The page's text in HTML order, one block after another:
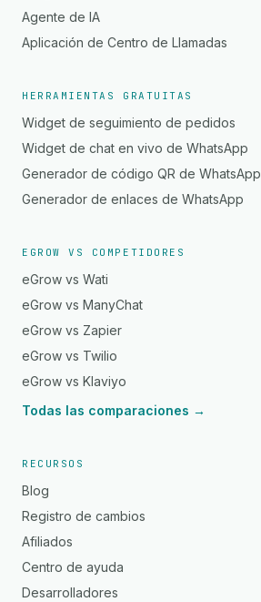
Agente de IA
Aplicación de Centro de Llamadas
HERRAMIENTAS GRATUITAS
Widget de seguimiento de pedidos
Widget de chat en vivo de WhatsApp
Generador de código QR de WhatsApp
Generador de enlaces de WhatsApp
EGROW VS COMPETIDORES
eGrow vs Wati
eGrow vs ManyChat
eGrow vs Zapier
eGrow vs Twilio
eGrow vs Klaviyo
Todas las comparaciones →
RECURSOS
Blog
Registro de cambios
Afiliados
Centro de ayuda
Desarrolladores